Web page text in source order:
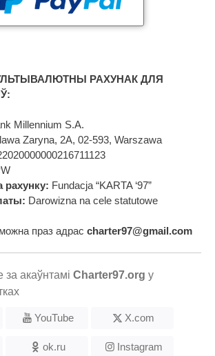
РАХУНАК ДЛЯ
Millennium S.A.
Zaryna, 2A, 02-593, Warszawa
рахунку: Fundacja “KARTA ‘97”
Darowizna na cele statutowe
праз адрас charter97@gmail.com
акаўнтамі Charter97.org у
YouTube X.com
ok.ru Instagram